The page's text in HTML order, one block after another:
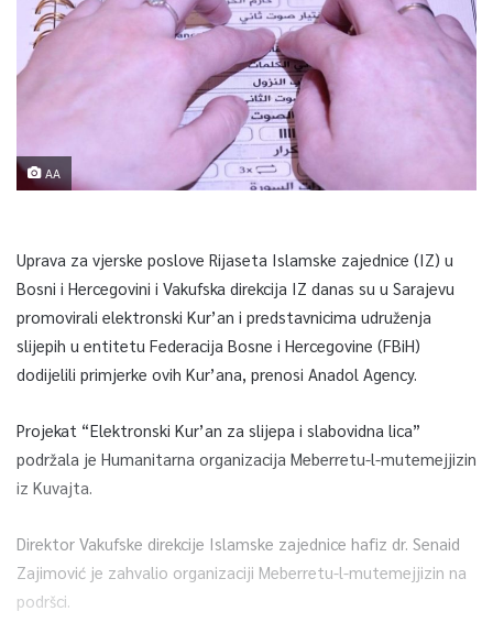
AA
Uprava za vjerske poslove Rijaseta Islamske zajednice (IZ) u
Bosni i Hercegovini i Vakufska direkcija IZ danas su u Sarajevu
promovirali elektronski Kur’an i predstavnicima udruženja
slijepih u entitetu Federacija Bosne i Hercegovine (FBiH)
dodijelili primjerke ovih Kur’ana, prenosi Anadol Agency.
Projekat “Elektronski Kur’an za slijepa i slabovidna lica”
podržala je Humanitarna organizacija Meberretu-l-mutemejjizin
iz Kuvajta.
Direktor Vakufske direkcije Islamske zajednice hafiz dr. Senaid
Zajimović je zahvalio organizaciji Meberretu-l-mutemejjizin na
podršci.